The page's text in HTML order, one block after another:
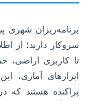
برنامه‌ریزان شهری
سروکار دارند؛ از
تا کاربری
ابزارهای آماری،
پراکنده هستند که